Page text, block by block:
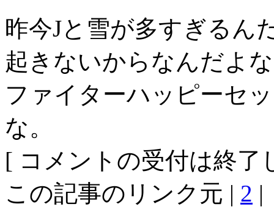
昨今Jと雪が多すぎるん
起きないからなんだよ
ファイターハッピーセ
な。
[ コメントの受付は終了
この記事のリンク元 | 2 |